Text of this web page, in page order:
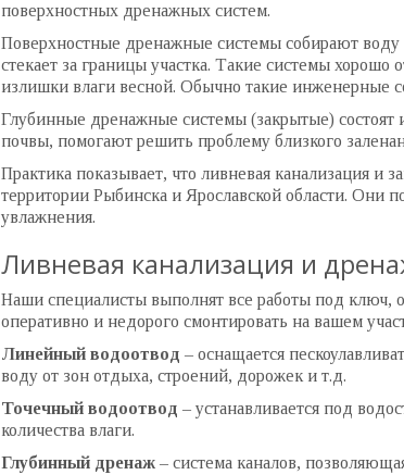
поверхностных дренажных систем.
Поверхностные дренажные системы собирают
стекает за границы участка. Такие системы
излишки влаги весной. Обычно такие инженерные
Глубинные дренажные системы (закрытые) состоят
почвы, помогают решить проблему близкого
Практика показывает, что ливневая канализация
территории Рыбинска и Ярославской области. Они
увлажнения.
Ливневая канализация и
Наши специалисты выполнят все работы под ключ,
оперативно и недорого смонтировать на вашем
Линейный водоотвод – оснащается
воду от зон отдыха, строений, дорожек и т.д.
Точечный водоотвод – устанавливается под
количества влаги.
Глубинный дренаж– система каналов,